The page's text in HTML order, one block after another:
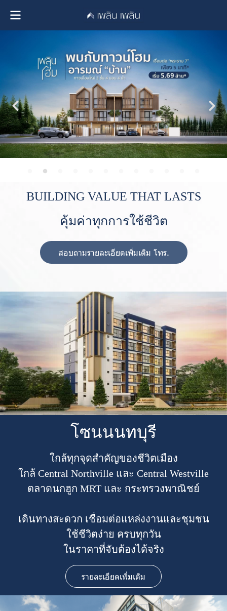
BUILDING VALUE THAT LASTS
คุ้มค่าทุกการใช้ชีวิต
สอบถามรายละเอียดเพิ่มเติม โทร.
โซนนนทบุรี
ใกล้ทุกจุดสำคัญของชีวิตเมือง
ใกล้ Central Northville และ Central Westville
ตลาดนกฮูก MRT และ กระทรวงพาณิชย์
เดินทางสะดวก เชื่อมต่อแหล่งงานและชุมชน
ใช้ชีวิตง่าย ครบทุกวัน
ในราคาที่จับต้องได้จริง
รายละเอียดเพิ่มเติม